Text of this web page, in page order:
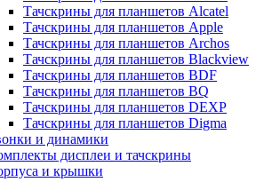
Тачскрины для планшетов Alcatel
Тачскрины для планшетов Apple
Тачскрины для планшетов Archos
Тачскрины для планшетов Blackview
Тачскрины для планшетов BDF
Тачскрины для планшетов BQ
Тачскрины для планшетов DEXP
Тачскрины для планшетов Digma
и динамики
дисплеи и тачскрины
и крышки